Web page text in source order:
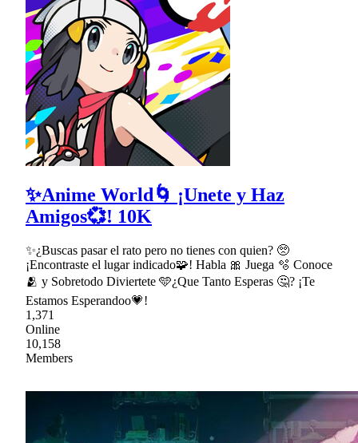
✨Anime World🌀 ¡Unete y Haz
Amigos💞! 10K
✨¿Buscas pasar el rato pero no tienes con quien? 🥺
¡Encontraste el lugar indicado🧩! Habla 🎀 Juega 🫧 Conoce
🫂 y Sobretodo Diviertete 🩵¿Que Tanto Esperas 🤔? ¡Te
Estamos Esperandoo💗!
1,371
Online
10,158
Members